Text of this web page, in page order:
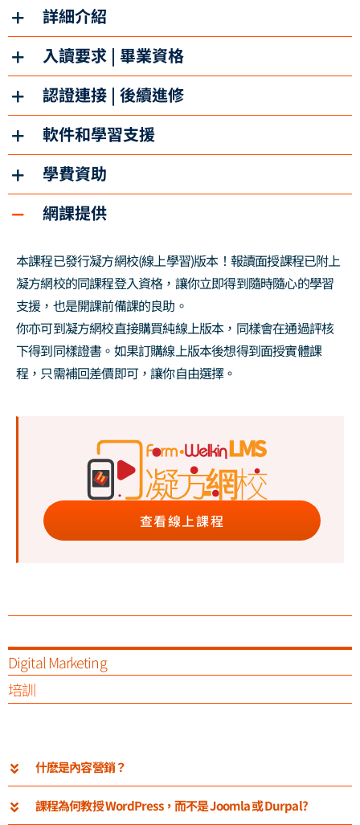
詳細介紹
入讀要求 | 畢業資格
認證連接 | 後續進修
軟件和學習支援
學費資助
網課提供
本課程已發行凝方網校(線上學習)版本！報讀面授課程已附上
凝方網校的同課程登入資格，讓你立即得到隨時隨心的學習
支援，也是開課前備課的良助。
你亦可到凝方網校直接購買純線上版本，同樣會在通過評核
下得到同樣證書。如果訂購線上版本後想得到面授實體課
程，只需補回差價即可，讓你自由選擇。
查看線上課程
Digital Marketing
培訓
什麽是內容營銷？
課程為何教授 WordPress，而不是 Joomla 或 Durpal?